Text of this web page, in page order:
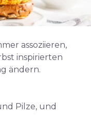
assoziieren,
inspirierten
ändern.
Pilze, und